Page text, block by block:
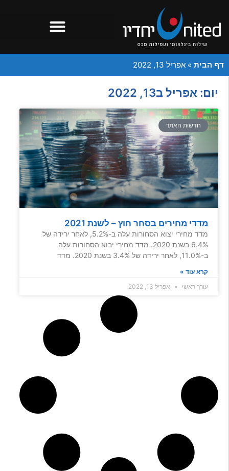
דף הבית » אפריל 13, 2022
יום: אפריל ב13, 2022
חדשות האתר
מדדי מחירים בסחר חוץ – לשנת 2021
מדד מחירי יצוא הסחורות עלה ב-5.2%, לאחר ירידה של
6.4% בשנת 2020. מדד מחירי יבוא הסחורות עלה
ב-11.0%, לאחר ירידה של 3.4% בשנת 2020. מדד
קרא עוד »
עורך ראשי
אפריל 13, 2022